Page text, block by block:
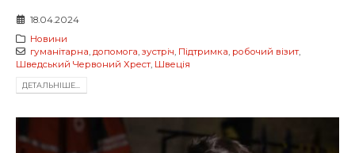
18.04.2024
Новини
гуманітарна, допомога, зустріч, Підтримка, робочий візит,
Шведський Червоний Хрест, Швеція
ДЕТАЛЬНIШЕ...